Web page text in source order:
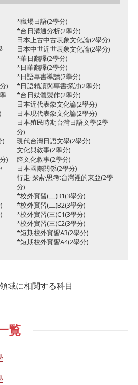
)
)
)
*職場日語(2學分)
*台日溝通分析(2學分)
日本上古中古表象文化論(2學分)
日本中世近世表象文化論(2學分)
*華日翻譯(2學分)
*日華翻譯(2學分)
*日語專書導讀(2學分)
*日語精讀與專書探討(2學分)
*台日媒體製作(2學分)
日本近代表象文化論(2學分)
日本現代表象文化論(2學分)
日本殖民時期台灣日語文學(2學
分)
現代台灣日語文學(2學分)
文化與敘事(2學分)
跨文化敘事(2學分)
日本國際關係(2學分)
行走·探索·思考:台灣裡的東亞(2學
分)
*校外實習(二)B1(3學分)
*校外實習(二)B2(3學分)
*校外實習(三)C1(3學分)
*校外實習(三)C2(3學分)
*短期校外實習A3(2學分)
*短期校外實習A4(2學分)
域に相関する科目
覧